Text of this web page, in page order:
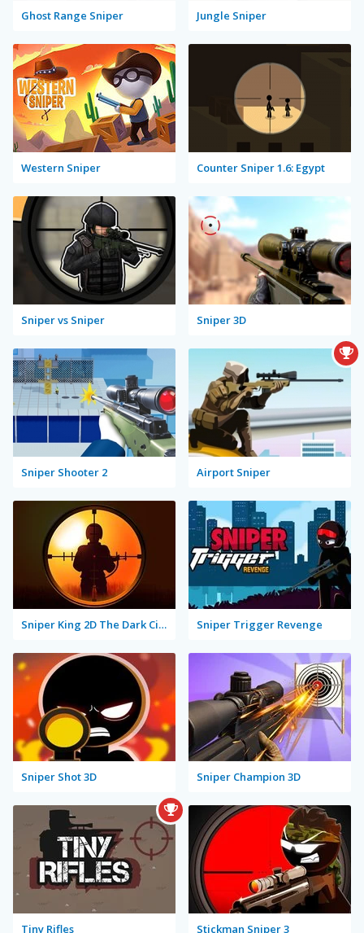
Ghost Range Sniper Jungle Sniper
Western Sniper Counter Sniper 1.6: Egypt
Sniper vs Sniper Sniper 3D
Sniper Shooter 2 Airport Sniper
Sniper King 2D The Dark City Sniper Trigger Revenge
Sniper Shot 3D Sniper Champion 3D
Tiny Rifles Stickman Sniper 3